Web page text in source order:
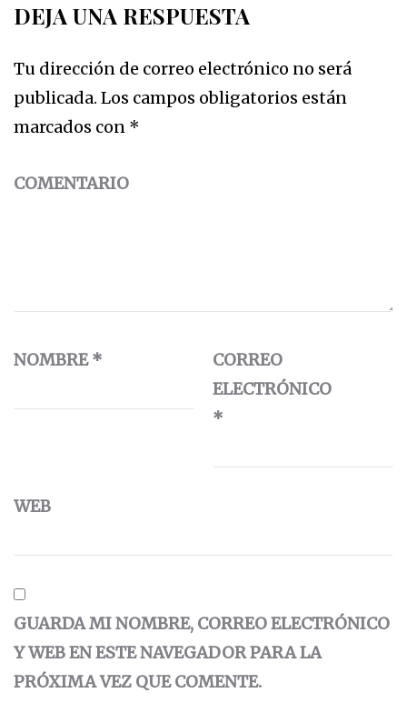
DEJA UNA RESPUESTA
Tu dirección de correo electrónico no será
publicada. Los campos obligatorios están
marcados con *
COMENTARIO
NOMBRE*
CORREO
ELECTRÓNICO
*
WEB
GUARDA MI NOMBRE, CORREO ELECTRÓNICO
Y WEB EN ESTE NAVEGADOR PARA LA
PRÓXIMA VEZ QUE COMENTE.